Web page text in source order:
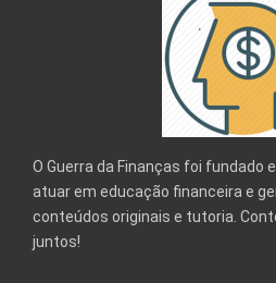
O Guerra da Finanças foi fundado
atuar em educação financeira e
conteúdos originais e tutoria.
juntos!